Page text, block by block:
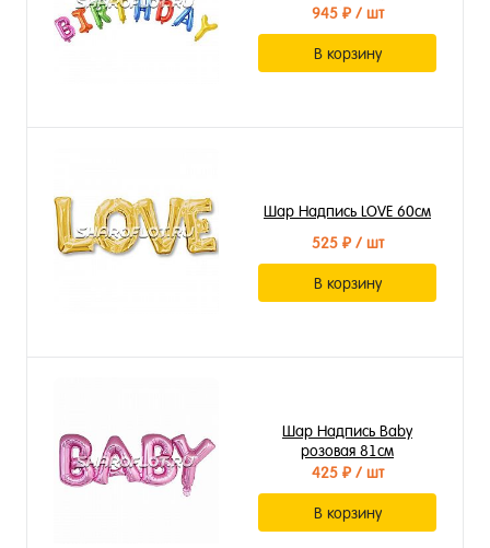
945 ₽/ шт
В корзину
Шар Надпись LOVE 60см
525 ₽/ шт
В корзину
Шар Надпись Baby
розовая 81см
425 ₽/ шт
В корзину